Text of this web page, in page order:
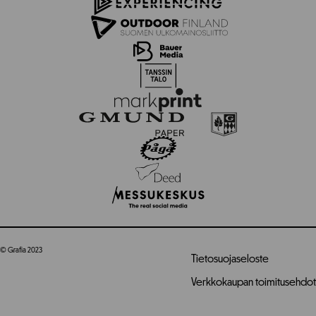
© Grafia 2023
Tietosuojaseloste
Verkkokaupan toimitusehdot